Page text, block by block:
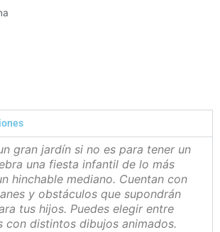
gran jardín si no es para tener un
una fiesta infantil de lo más
hinchable mediano. Cuentan con
y obstáculos que supondrán
tus hijos. Puedes elegir entre
con distintos dibujos animados.